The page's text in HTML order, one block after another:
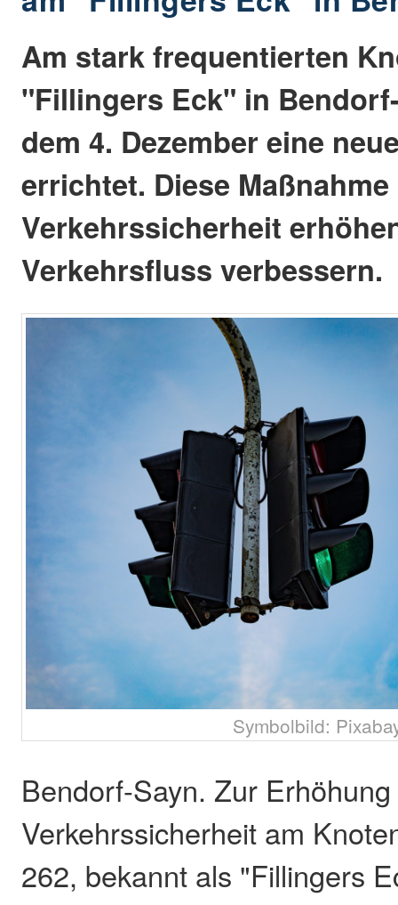
Am stark frequentierten
"Fillingers Eck" in
dem 4. Dezember eine
errichtet. Diese
Verkehrssicherheit
Verkehrsfluss verbessern.
Symbolbild:
Bendorf-Sayn. Zur
Verkehrssicherheit am
262, bekannt als "Fillingers